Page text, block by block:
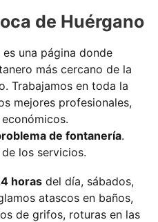
de Huérgano
es una página donde
más cercano de la
Trabajamos en toda la
mejores profesionales,
de fontanería.
los servicios.
horas del día, sábados,
atascos en baños,
de grifos, roturas en las